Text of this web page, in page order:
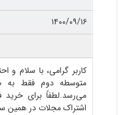
۱۴۰۰/۰۹/۱۶
اشتراک مجلات در همین